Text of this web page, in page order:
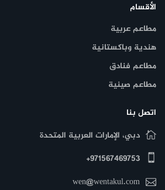
الأقسام
مطاعم عربية
هندية وباكستانية
مطاعم فنادق
مطاعم صينية
اتصل بنا
دبي، الإمارات العربية المتحدة
971567469753+
wen@wentakul.com